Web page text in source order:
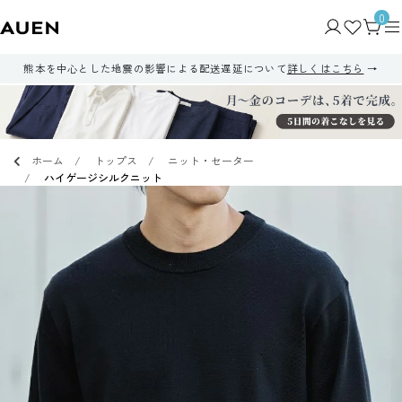
0
熊本を中心とした地震の影響による配送遅延について詳しくはこちら
ホーム トップス
ニット・セーター
ハイゲージシルクニット